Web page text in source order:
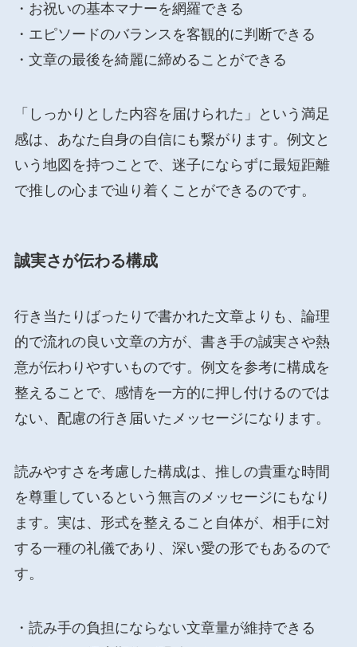
・お祝いの基本マナーを網羅できる
・エピソードのバランスを客観的に判断できる
・文章の最後を綺麗に締めることができる
「しっかりとした内容を届けられた」という満足
感は、あなた自身の自信にも繋がります。例文と
いう地図を持つことで、迷子にならずに最短距離
で推しの心まで辿り着くことができるのです。
誠実さが伝わる構成
行き当たりばったりで書かれた文章よりも、論理
的で流れの良い文章の方が、書き手の誠実さや熱
意が伝わりやすいものです。例文を参考に構成を
整えることで、感情を一方的に押し付けるのでは
ない、配慮の行き届いたメッセージになります。
読みやすさを考慮した構成は、推しの貴重な時間
を尊重しているという無言のメッセージにもなり
ます。実は、形式を整えること自体が、相手に対
する一種の礼儀であり、深い愛の形でもあるので
す。
・読み手の負担にならない文章量が維持できる